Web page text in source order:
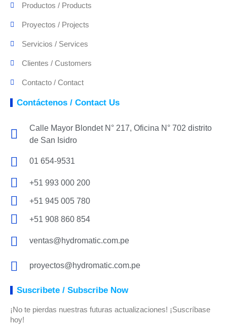
Productos / Products
Proyectos / Projects
Servicios / Services
Clientes / Customers
Contacto / Contact
Contáctenos / Contact Us
Calle Mayor Blondet N° 217, Oficina N° 702 distrito
de San Isidro
01 654-9531
+51 993 000 200
+51 945 005 780
+51 908 860 854
ventas@hydromatic.com.pe
proyectos@hydromatic.com.pe
Suscribete / Subscribe Now
¡No te pierdas nuestras futuras actualizaciones! ¡Suscríbase
hoy!